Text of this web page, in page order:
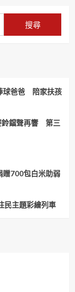
搜尋
球爸爸 陪家扶孩
鈴鐺聲再響 第三
700包白米助弱
民主題彩繪列車